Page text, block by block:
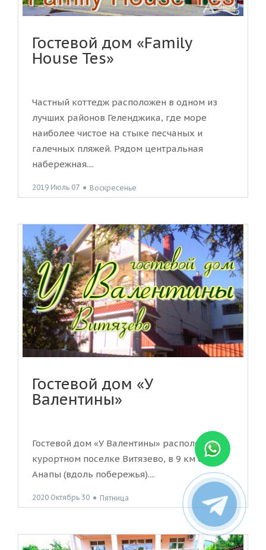
Гостевой дом «Family
House Tes»
Частный коттедж расположен в одном из
лучших районов Геленджика, где море
наиболее чистое на стыке песчаных и
галечных пляжей. Рядом центральная
набережная....
2019 Июль 07 ● Воскресенье
Гостевой дом «У
Валентины»
Гостевой дом «У Валентины» расположен в
курортном поселке Витязево, в 9 км от
Анапы (вдоль побережья)....
2020 Октябрь 30 ● Пятница